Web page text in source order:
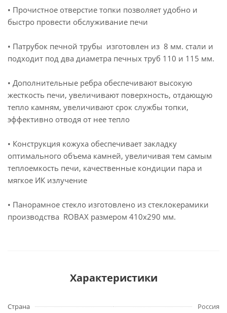
• Прочистное отверстие топки позволяет удобно и
быстро провести обслуживание печи
• Патрубок печной трубы изготовлен из 8 мм. стали и
подходит под два диаметра печных труб 110 и 115 мм.
• Дополнительные ребра обеспечивают высокую
жесткость печи, увеличивают поверхность, отдающую
тепло камням, увеличивают срок службы топки,
эффективно отводя от нее тепло
• Конструкция кожуха обеспечивает закладку
оптимального объема камней, увеличивая тем самым
теплоемкость печи, качественные кондиции пара и
мягкое ИК излучение
• Панорамное стекло изготовлено из стеклокерамики
производства ROBAX размером 410х290 мм.
Характеристики
Страна Россия